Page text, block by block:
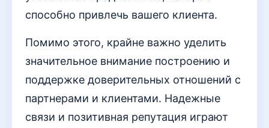
способно привлечь вашего клиента.
Помимо этого, крайне важно уделить
значительное внимание построению и
поддержке доверительных отношений с
партнерами и клиентами. Надежные
связи и позитивная репутация играют